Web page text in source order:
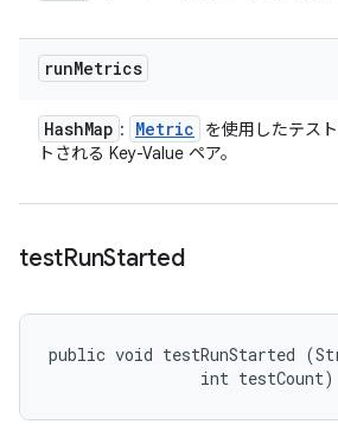
runMetrics
HashMap : Metric
を使用したテス
トされる Key-Value ペア。
testRunStarted
public void testRunStarted
                int testCount)